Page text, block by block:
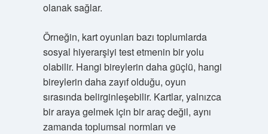
olanak sağlar.
Örneğin, kart oyunları bazı toplumlarda
sosyal hiyerarşiyi test etmenin bir yolu
olabilir. Hangi bireylerin daha güçlü, hangi
bireylerin daha zayıf olduğu, oyun
sırasında belirginleşebilir. Kartlar, yalnızca
bir araya gelmek için bir araç değil, aynı
zamanda toplumsal normları ve